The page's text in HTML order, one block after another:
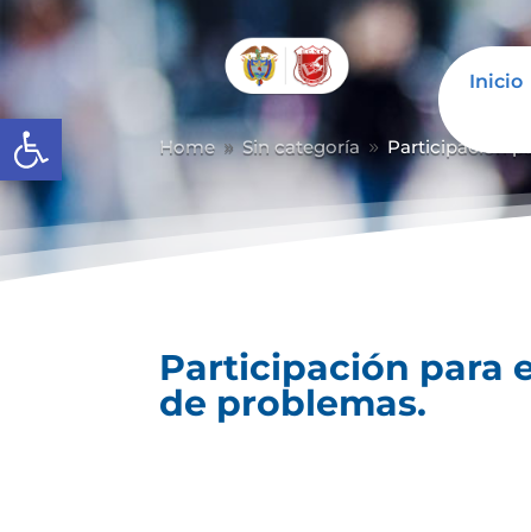
Abrir barra de herramientas
Inicio
Home 9 Sin categoría 9 Participación
Participación para
de problemas.